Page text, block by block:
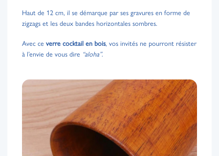
Haut de 12 cm, il se démarque par ses gravures en forme de
zigzags et les deux bandes horizontales sombres.
Avec ce verre cocktail en bois, vos invités ne pourront résister
à l’envie de vous dire “aloha”.